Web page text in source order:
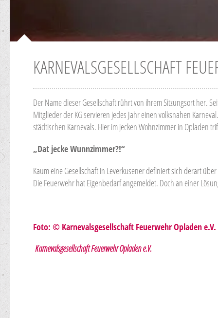
KARNEVALSGESELLSCHAFT
Der Name dieser Gesellschaft rührt von ihrem Sitzungsort her.
Mitglieder der KG servieren jedes Jahr einen volksnahen
städtischen Karnevals. Hier im jecken Wohnzimmer in Opladen
„Dat jecke Wunnzimmer?!“
Kaum eine Gesellschaft in Leverkusener definiert sich derart
Die Feuerwehr hat Eigenbedarf angemeldet. Doch an einer
Foto: © Karnevalsgesellschaft Feuerwehr Opladen e.V.
Karnevalsgesellschaft Feuerwehr Opladen e.V.